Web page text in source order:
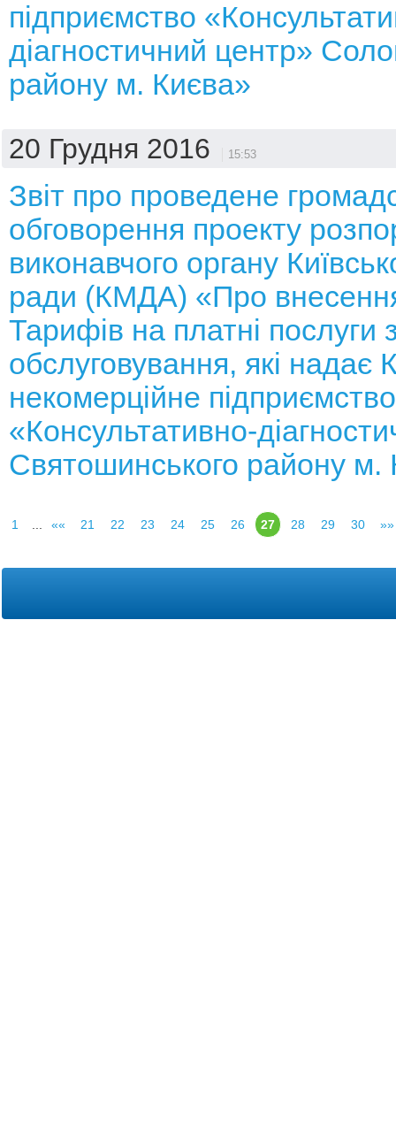
підприємство
діагностичний центр»
району м. Києва»
20 Грудня 2016 15:53
Звіт про проведене
обговорення проекту
виконавчого органу
ради (КМДА) «Про
Тарифів на платні послуги
обслуговування, які надає
некомерційне підприємство
«Консультативно-
Святошинського району м.
1 «« 21 22 23 24 25 26 27 28 29 30 »»